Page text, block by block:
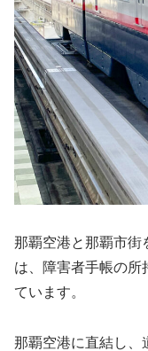
那覇空港と那覇市街
は、障害者手帳の所
ています。
那覇空港に直結し、